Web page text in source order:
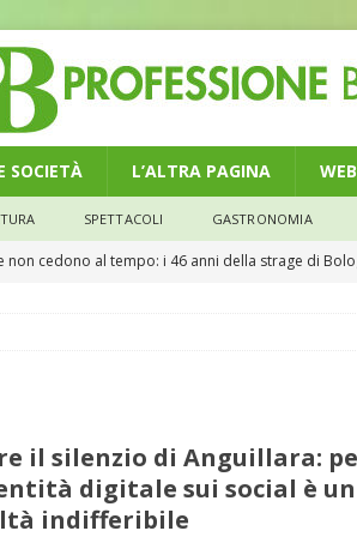
SOCIETÀ L’ALTRA PAGINA
SPETTACOLI GASTRONOMIA
non cedono al tempo: i 46 anni della strage di
num.16/2026 – Legge di Bilancio 2026 – Il nuovo
il silenzio di Anguillara:
digitale sui social è
indifferibile